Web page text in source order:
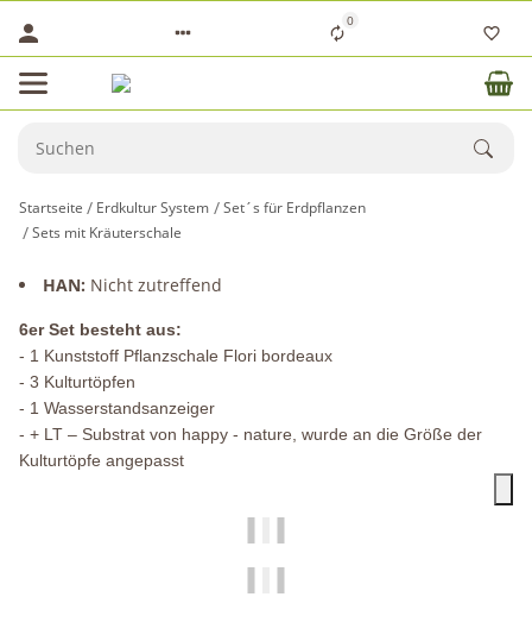
0
Startseite Erdkultur System
Set´s für Erdpflanzen
Sets mit Kräuterschale
HAN: Nicht zutreffend
6er Set besteht aus:
- 1 Kunststoff Pflanzschale Flori bordeaux
- 3 Kulturtöpfen
- 1 Wasserstandsanzeiger
- + LT – Substrat von happy - nature, wurde an die Größe der
Kulturtöpfe angepasst